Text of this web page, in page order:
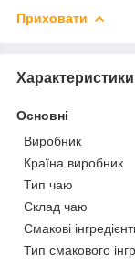
Приховати
Характеристики
Основні
Виробник
Країна виробник
Тип чаю
Склад чаю
Смакові
Тип смакового